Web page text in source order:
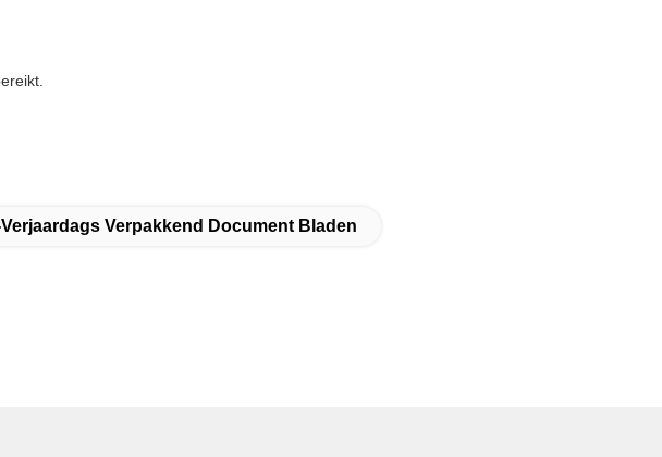
Verpakkend Document Bladen